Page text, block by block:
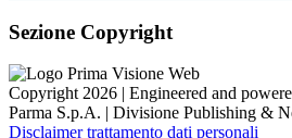
Sezione Copyright
Copyright 2026 | Engineered and
Parma S.p.A. | Divisione Publishing &
Disclaimer trattamento dati personali